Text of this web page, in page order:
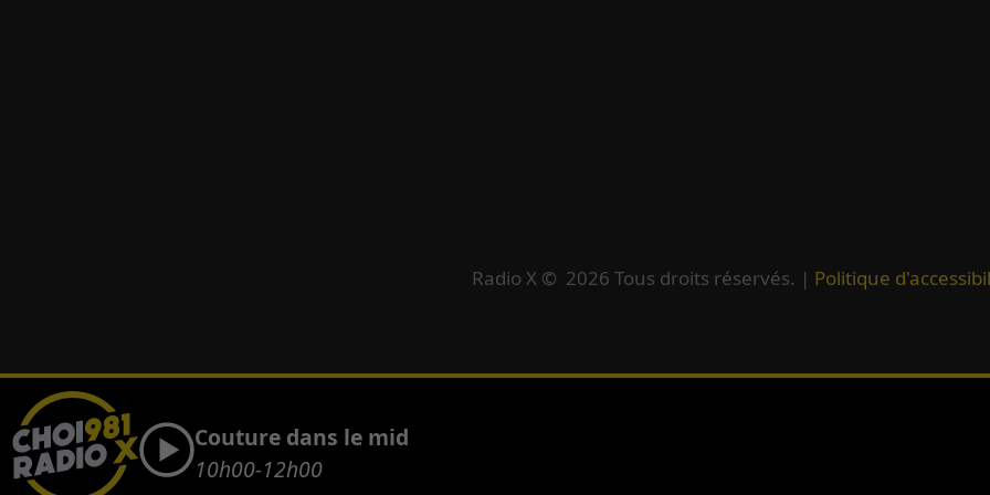
Radio X © 2026 Tous droits réservés. | Politique
Couture dans le mid
10h00-12h00